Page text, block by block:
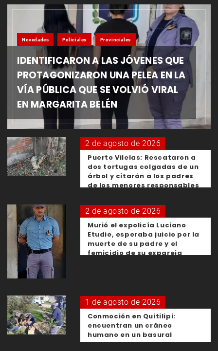
Novedades Policiales Provinciales
IDENTIFICARON A LAS JÓVENES QUE
PROTAGONIZARON UNA PELEA EN LA
VÍA PÚBLICA QUE SE VOLVIÓ VIRAL
EN MARGARITA BELÉN
2 de agosto de 2026
Puerto Vilelas: Rescataron a
dos tortugas colgadas de un
árbol y citarán a los padres
de los menores responsables
2 de agosto de 2026
Murió el expolicía Luciano
Etudie, esperaba juicio por la
muerte de su padre y el
femicidio de su expareja
1 de agosto de 2026
Conmoción en Quitilipi:
encuentran un cráneo
humano en un basural